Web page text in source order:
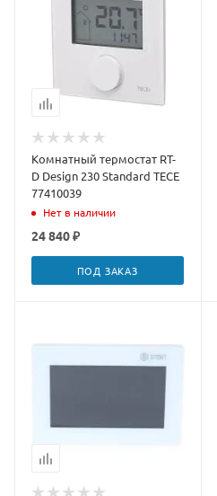
Комнатный термостат RT-
D Design 230 Standard TECE
77410039
Нет в наличии
24 840 ₽
ПОД ЗАКАЗ